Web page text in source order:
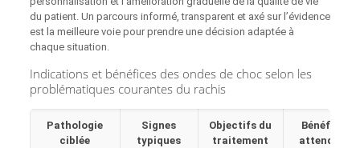
du patient. Un parcours informé, transparent et axé sur l’évidence
est la meilleure voie pour prendre une décision adaptée à
chaque situation.
Indications et bénéfices des ondes de choc selon les
problématiques courantes du rachis
Pathologie
ciblée
Signes
typiques
Objectifs du
traitement
Bénéfits
attendus